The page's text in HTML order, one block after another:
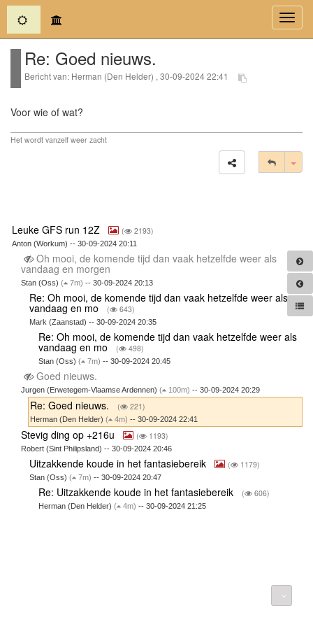
(current)
Re: Goed nieuws.
Bericht van: Herman (Den Helder) , 30-09-2024 22:41
Voor wie of wat?
Het wordt vanzelf weer zacht
Leuke GFS run 12Z ( 2193)
Anton (Workum) -- 30-09-2024 20:11
Oh mooi, de komende tijd dan vaak hetzelfde weer als
vandaag en morgen
Stan (Oss) ( 7m) -- 30-09-2024 20:13
Re: Oh mooi, de komende tijd dan vaak hetzelfde weer als
vandaag en mo ( 643)
Mark (Zaanstad) -- 30-09-2024 20:35
Re: Oh mooi, de komende tijd dan vaak hetzelfde weer als
vandaag en mo ( 498)
Stan (Oss) ( 7m) -- 30-09-2024 20:45
Goed nieuws.
Jurgen (Erwetegem-Vlaamse Ardennen) ( 100m) -- 30-09-2024 20:29
Re: Goed nieuws. ( 221)
Herman (Den Helder)( 4m) -- 30-09-2024 22:41
Stevig ding op +216u ( 1193)
Robert (Sint Philipsland) -- 30-09-2024 20:46
Uitzakkende koude in het fantasiebereik ( 1179)
Stan (Oss)( 7m) -- 30-09-2024 20:47
Re: Uitzakkende koude in het fantasiebereik ( 606)
Herman (Den Helder) ( 4m) -- 30-09-2024 21:25